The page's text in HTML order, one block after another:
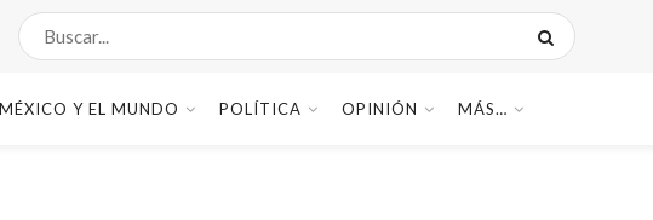
MÉXICO Y EL MUNDO POLÍTICA OPINIÓN MÁS…